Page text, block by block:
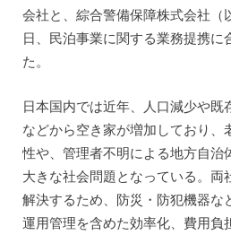
会社と、綜合警備保障株式会社（
日、民泊事業に関する業務提携に
た。
日本国内では近年、人口減少や既
などから空き家が増加しており、
性や、管理者不明による地方自治
大きな社会問題となっている。両
解決するため、防災・防犯機器な
運用管理を含めた効率化、費用負